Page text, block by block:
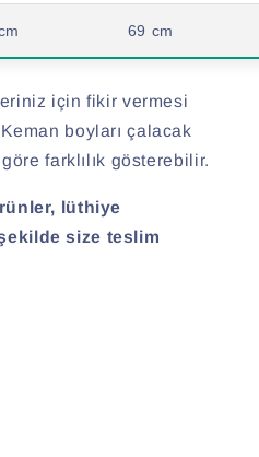
69 cm
için fikir vermesi
boyları çalacak
farklılık gösterebilir.
lüthiye
size teslim